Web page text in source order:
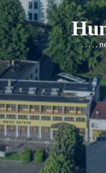
Skip
to
content
. . . . .